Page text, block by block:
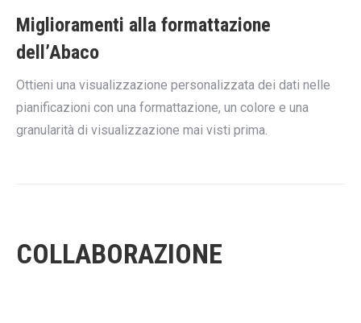
Miglioramenti alla formattazione
dell’Abaco
Ottieni una visualizzazione personalizzata dei dati nelle
pianificazioni con una formattazione, un colore e una
granularità di visualizzazione mai visti prima.
COLLABORAZIONE